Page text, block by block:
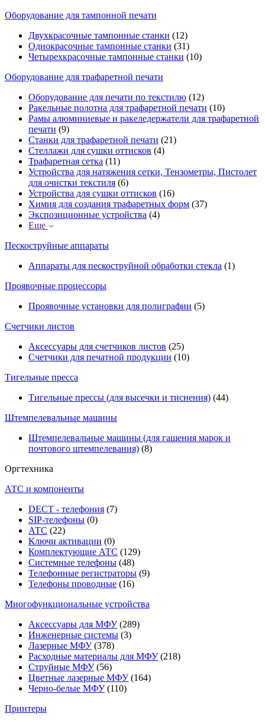
Оборудование для тампонной печати
Двухкрасочные тампонные станки (12)
Однокрасочные тампонные станки (31)
Четырехкрасочные тампонные станки (10)
Оборудование для трафаретной печати
Оборудование для печати по текстилю (12)
Ракельные полотна для трафаретной печати (10)
Рамы алюминиевые и ракеледержатели для трафаретной
печати (9)
Станки для трафаретной печати (21)
Стеллажи для сушки оттисков (4)
Трафаретная сетка (11)
Устройства для натяжения сетки, Тензометры, Пистолет
для очистки текстиля (6)
Устройства для сушки оттисков (16)
Химия для создания трафаретных форм (37)
Экспозиционные устройства (4)
Еще
Пескоструйные аппараты
Аппараты для пескоструйной обработки стекла (1)
Проявочные процессоры
Проявочные установки для полиграфии (5)
Счетчики листов
Аксессуары для счетчиков листов (25)
Счетчики для печатной продукции (10)
Тигельные пресса
Тигельные прессы (для высечки и тиснения) (44)
Штемпелевальные машины
Штемпелевальные машины (для гашения марок и
почтового штемпелевания) (8)
Оргтехника
АТС и компоненты
DECT - телефония (7)
SIP-телефоны (0)
АТС (22)
Ключи активации (0)
Комплектующие АТС (129)
Системные телефоны (48)
Телефонные регистраторы (9)
Телефоны проводные (16)
Многофункциональные устройства
Аксессуары для МФУ(289)
Инженерные системы (3)
Лазерные МФУ(378)
Расходные материалы для МФУ(218)
Струйные МФУ(56)
Цветные лазерные МФУ(164)
Черно-белые МФУ(110)
Принтеры